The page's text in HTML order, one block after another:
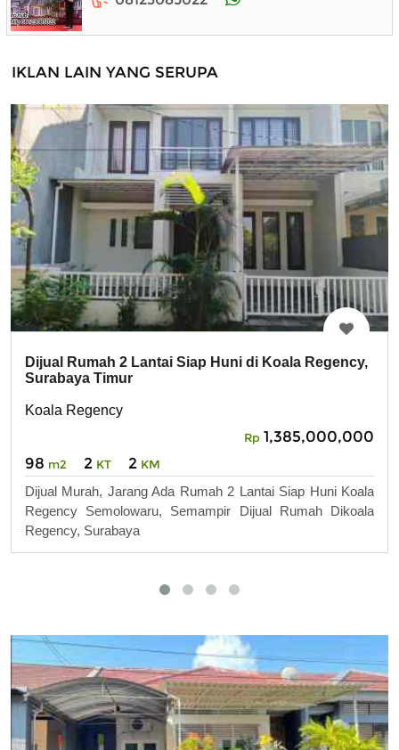
IKLAN LAIN YANG SERUPA
Dijual Rumah 2 Lantai Siap Huni di Koala Regency,
Surabaya Timur
Koala Regency
Rp 1,385,000,000
98 m2 2 KT 2 KM
Dijual Murah, Jarang Ada Rumah 2 Lantai Siap Huni Koala
Regency Semolowaru, Semampir Dijual Rumah Dikoala
Regency, Surabaya